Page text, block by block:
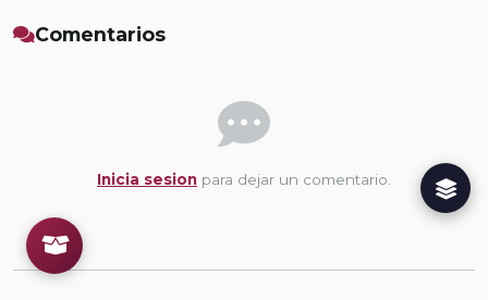
Comentarios
Inicia sesion para dejar un comentario.